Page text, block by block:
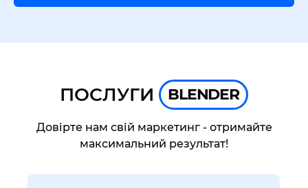
ПОСЛУГИ BLENDER
Довірте нам свій маркетинг - отримайте
максимальний результат!